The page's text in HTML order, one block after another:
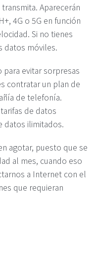
Aparecerán
4G o 5G en función
Si no tienes
datos móviles.
evitar sorpresas
contratar un plan de
de telefonía.
de datos
datos ilimitados.
agotar, puesto que se
al mes, cuando eso
a Internet con el
que requieran